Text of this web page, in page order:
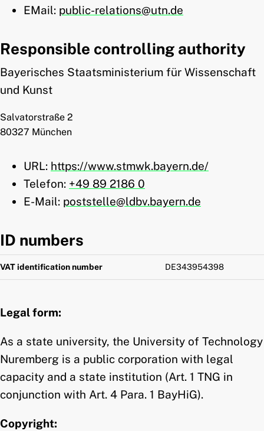
EMail: public-relations@utn.de
Responsible controlling authority
Bayerisches Staatsministerium für Wissenschaft
und Kunst
Salvatorstraße 2
80327 München
URL: https://www.stmwk.bayern.de/
Telefon: +49 89 2186 0
E-Mail: poststelle@ldbv.bayern.de
ID numbers
VAT identification number DE343954398
Legal form:
As a state university, the University of Technology
Nuremberg is a public corporation with legal
capacity and a state institution (Art. 1 TNG in
conjunction with Art. 4 Para. 1 BayHiG).
Copyright: